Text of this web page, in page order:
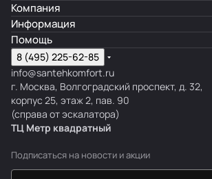
Компания
Информация
Помощь
8 (495) 225-62-85
info@santehkomfort.ru
г. Москва, Волгоградский проспект, д. 32,
корпус 25, этаж 2, пав. 90
(справа от эскалатора)
ТЦ Метр квадратный
Подписаться на новости и акции